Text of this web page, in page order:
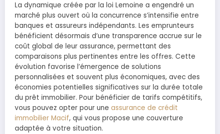
La dynamique créée par la loi Lemoine a engendré un
marché plus ouvert où la concurrence s’intensifie entre
banques et assureurs indépendants. Les emprunteurs
bénéficient désormais d’une transparence accrue sur le
coût global de leur assurance, permettant des
comparaisons plus pertinentes entre les offres. Cette
évolution favorise l’émergence de solutions
personnalisées et souvent plus économiques, avec des
économies potentielles significatives sur la durée totale
du prêt immobilier. Pour bénéficier de tarifs compétitifs,
vous pouvez opter pour une assurance de crédit
immobilier Macif, qui vous propose une couverture
adaptée à votre situation.